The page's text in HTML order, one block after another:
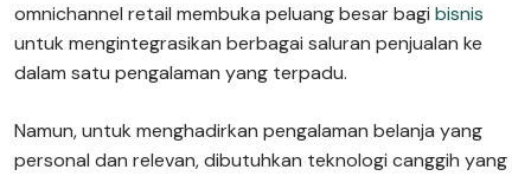
omnichannel retail membuka peluang besar bagi bisnis
untuk mengintegrasikan berbagai saluran penjualan ke
dalam satu pengalaman yang terpadu.
Namun, untuk menghadirkan pengalaman belanja yang
personal dan relevan, dibutuhkan teknologi canggih yang